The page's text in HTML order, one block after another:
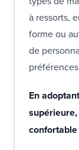
à ressorts,
forme ou
de
En